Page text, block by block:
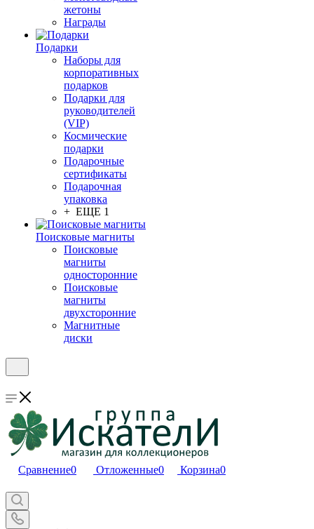
жетоны
Награды
Подарки
Наборы для
корпоративных
подарков
Подарки для
руководителей
(VIP)
Космические
подарки
Подарочные
сертификаты
Подарочная
упаковка
+ ЕЩЕ 1
Поисковые магниты
Поисковые
магниты
односторонние
Поисковые
магниты
двухсторонние
Магнитные
диски
Сравнение0 Отложенные0 Корзина0